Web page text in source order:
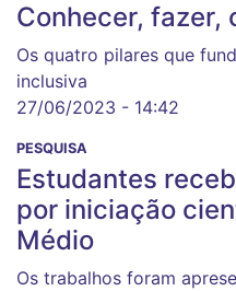
Conhecer, fazer,
Os quatro pilares que
inclusiva
27/06/2023 - 14:42
PESQUISA
Estudantes
por iniciação
Médio
Os trabalhos foram